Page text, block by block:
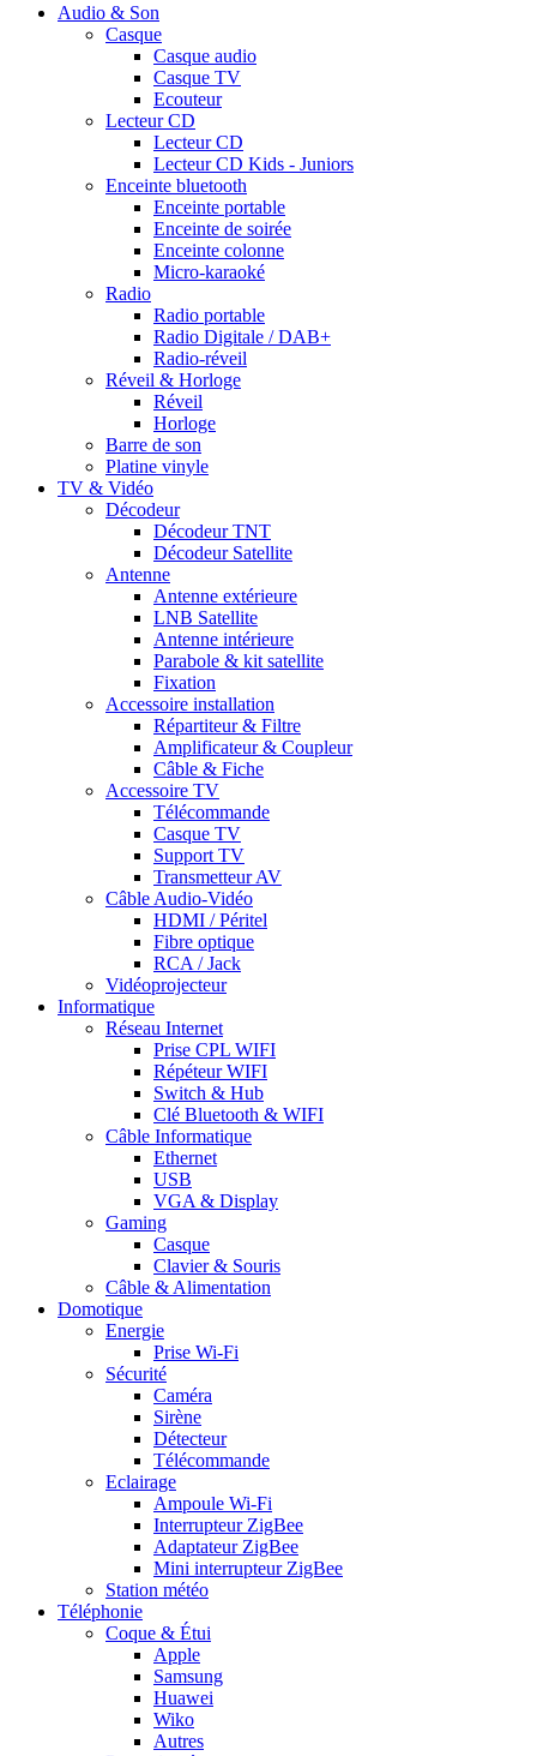
Audio & Son
Casque
Casque audio
Casque TV
Ecouteur
Lecteur CD
Lecteur CD
Lecteur CD Kids - Juniors
Enceinte bluetooth
Enceinte portable
Enceinte de soirée
Enceinte colonne
Micro-karaoké
Radio
Radio portable
Radio Digitale / DAB+
Radio-réveil
Réveil & Horloge
Réveil
Horloge
Barre de son
Platine vinyle
TV & Vidéo
Décodeur
Décodeur TNT
Décodeur Satellite
Antenne
Antenne extérieure
LNB Satellite
Antenne intérieure
Parabole & kit satellite
Fixation
Accessoire installation
Répartiteur & Filtre
Amplificateur & Coupleur
Câble & Fiche
Accessoire TV
Télécommande
Casque TV
Support TV
Transmetteur AV
Câble Audio-Vidéo
HDMI / Péritel
Fibre optique
RCA / Jack
Vidéoprojecteur
Informatique
Réseau Internet
Prise CPL WIFI
Répéteur WIFI
Switch & Hub
Clé Bluetooth & WIFI
Câble Informatique
Ethernet
USB
VGA & Display
Gaming
Casque
Clavier & Souris
Câble & Alimentation
Domotique
Energie
Prise Wi-Fi
Sécurité
Caméra
Sirène
Détecteur
Télécommande
Eclairage
Ampoule Wi-Fi
Interrupteur ZigBee
Adaptateur ZigBee
Mini interrupteur ZigBee
Station météo
Téléphonie
Coque & Étui
Apple
Samsung
Huawei
Wiko
Autres